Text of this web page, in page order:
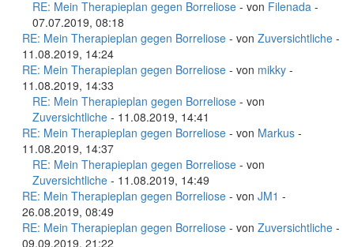
RE: Mein Therapieplan gegen Borreliose - von Filenada -
07.07.2019, 08:18
RE: Mein Therapieplan gegen Borreliose - von Zuversichtliche -
11.08.2019, 14:24
RE: Mein Therapieplan gegen Borreliose - von mikky -
11.08.2019, 14:33
RE: Mein Therapieplan gegen Borreliose - von
Zuversichtliche - 11.08.2019, 14:41
RE: Mein Therapieplan gegen Borreliose - von Markus -
11.08.2019, 14:37
RE: Mein Therapieplan gegen Borreliose - von
Zuversichtliche - 11.08.2019, 14:49
RE: Mein Therapieplan gegen Borreliose - von JM1 -
26.08.2019, 08:49
RE: Mein Therapieplan gegen Borreliose - von Zuversichtliche -
09.09.2019, 21:22